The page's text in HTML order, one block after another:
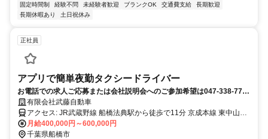
固定時間制
経験不問 未経験者歓迎 ブランクOK 交通費支給
長期歓迎
長期休暇あり
土日祝休み
正社員
アプリで簡単夜勤タクシードライバー
お電話での求人ご応募または会社説明会へのご参加希望は047-338-7774
までお電話ください。「Indeedを見て電話しました。」とお伝えいただ
ければスムーズに繋がります。
有限会社武藤自動車
アクセス: JR武蔵野線 船橋法典駅から徒歩で11分 京成本線 東中山駅
から徒歩で22分 総武線 下総中山駅から徒歩25分
月給400,000円～600,000円
千葉県船橋市